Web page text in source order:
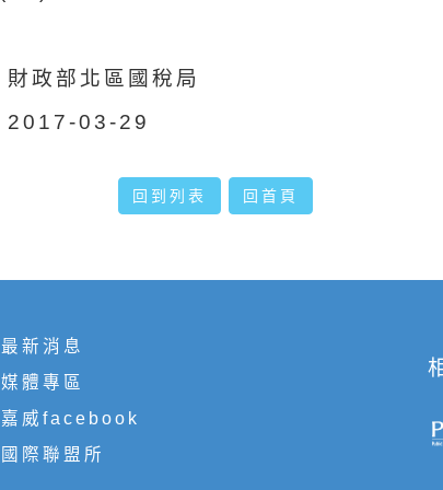
財政部北區國稅局
2017-03-29
回到列表 回首頁
最新消息
媒體專區
嘉威facebook
國際聯盟所